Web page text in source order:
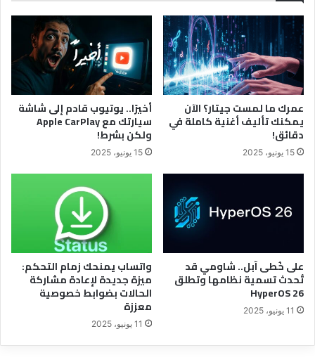
عمرك ما لمست جيتار؟ الآن
يمكنك تأليف أغنية كاملة في
دقائق!
15 يونيو، 2025
أخيرًا.. يوتيوب قادم إلى شاشة
سيارتك مع Apple CarPlay
ولكن بشرط!
15 يونيو، 2025
على خُطى آبل.. شاومي قد
تُحدث تسمية نظامها وتطلق
HyperOS 26
11 يونيو، 2025
واتساب يمنحك زمام التحكم:
ميزة جديدة لإعادة مشاركة
الحالات بضوابط خصوصية
معززة
11 يونيو، 2025